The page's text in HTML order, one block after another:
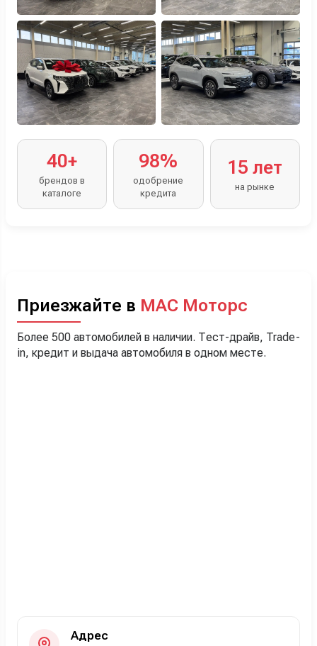
40+
брендов в
каталоге
98%
одобрение
кредита
15 лет
на рынке
Приезжайте в МАС Моторс
Более 500 автомобилей в наличии. Тест-драйв, Trade-
in, кредит и выдача автомобиля в одном месте.
Адрес